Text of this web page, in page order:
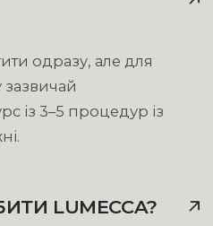
одразу, але для
зазвичай
із 3–5 процедур із
LUMECCA?